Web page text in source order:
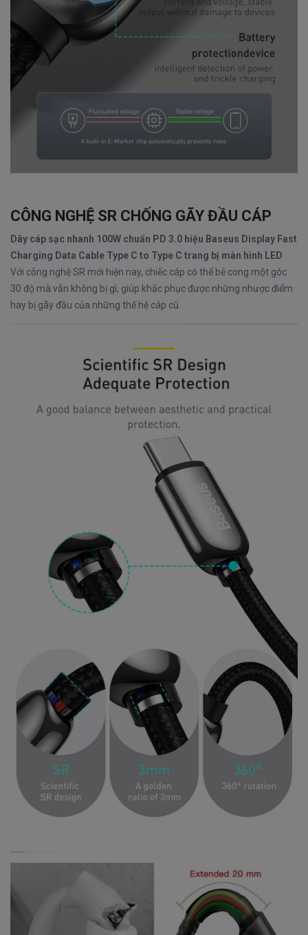
CÔNG NGHỆ SR CHỐNG GÃY ĐẦU CÁP
Dây cáp sạc nhanh 100W chuẩn PD 3.0 hiệu Baseus Display Fast
Charging Data Cable Type C to Type C trang bị màn hình LED
Với công nghệ SR mới hiện nay, chiếc cáp có thể bẻ cong một góc
30 độ mà vẫn không bị gì, giúp khắc phục được những nhược điểm
hay bị gãy đầu của những thế hệ cáp cũ.